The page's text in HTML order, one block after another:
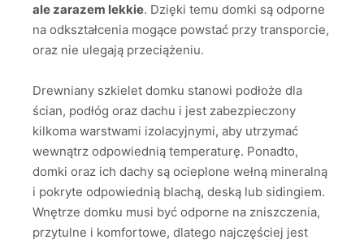
ale zarazem lekkie. Dzięki temu domki są odporne
na odkształcenia mogące powstać przy transporcie,
oraz nie ulegają przeciążeniu.
Drewniany szkielet domku stanowi podłoże dla
ścian, podłóg oraz dachu i jest zabezpieczony
kilkoma warstwami izolacyjnymi, aby utrzymać
wewnątrz odpowiednią temperaturę. Ponadto,
domki oraz ich dachy są ocieplone wełną mineralną
i pokryte odpowiednią blachą, deską lub sidingiem.
Wnętrze domku musi być odporne na zniszczenia,
przytulne i komfortowe, dlatego najczęściej jest